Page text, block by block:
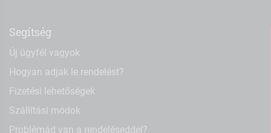
Segítség
Új ügyfél vagyok
Hogyan adjak le rendelést?
Fizetési lehetőségek
Szállítási módok
Problémád van a rendeléseddel?